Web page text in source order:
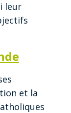
leur
et la